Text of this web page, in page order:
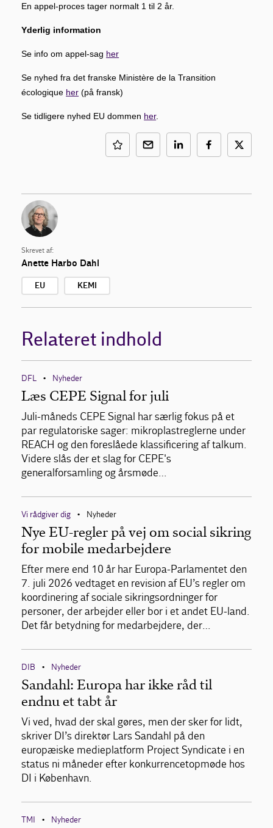
En appel-proces tager normalt 1 til 2 år.
Yderlig information
Se info om appel-sag her
Se nyhed fra det franske Ministère de la Transition
écologique her (på fransk)
Se tidligere nyhed EU dommen her.
Skrevet af:
Anette Harbo Dahl
EU KEMI
Relateret indhold
DFL • Nyheder
Læs CEPE Signal for juli
Juli-måneds CEPE Signal har særlig fokus på et
par regulatoriske sager: mikroplastreglerne under
REACH og den foreslåede klassificering af talkum.
Videre slås der et slag for CEPE's
generalforsamling og årsmøde…
Vi rådgiver dig • Nyheder
Nye EU-regler på vej om social sikring
for mobile medarbejdere
Efter mere end 10 år har Europa-Parlamentet den
7. juli 2026 vedtaget en revision af EU’s regler om
koordinering af sociale sikringsordninger for
personer, der arbejder eller bor i et andet EU-land.
Det får betydning for medarbejdere, der…
DIB • Nyheder
Sandahl: Europa har ikke råd til
endnu et tabt år
Vi ved, hvad der skal gøres, men der sker for lidt,
skriver DI’s direktør Lars Sandahl på den
europæiske medieplatform Project Syndicate i en
status ni måneder efter konkurrencetopmøde hos
DI i København.
TMI • Nyheder